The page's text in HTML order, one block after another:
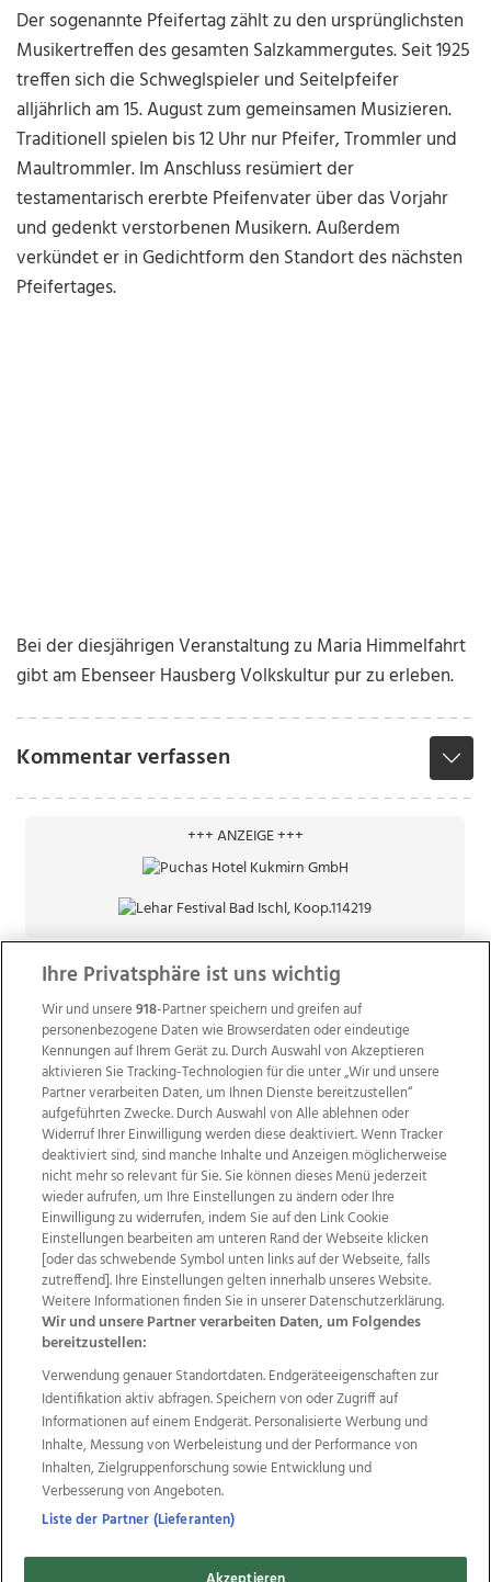
Der sogenannte Pfeifertag zählt zu den ursprünglichsten
Musikertreffen des gesamten Salzkammergutes. Seit 1925
treffen sich die Schweglspieler und Seitelpfeifer
alljährlich am 15. August zum gemeinsamen Musizieren.
Traditionell spielen bis 12 Uhr nur Pfeifer, Trommler und
Maultrommler. Im Anschluss resümiert der
testamentarisch ererbte Pfeifenvater über das Vorjahr
und gedenkt verstorbenen Musikern. Außerdem
verkündet er in Gedichtform den Standort des nächsten
Pfeifertages.
Bei der diesjährigen Veranstaltung zu Maria Himmelfahrt
gibt am Ebenseer Hausberg Volkskultur pur zu erleben.
Kommentar verfassen
+++ ANZEIGE +++
Wir über uns Mediadaten Kontakt
Jobs
Datenschutz
Impressum
AGB Anzeigekunden
AGB Website
Ehrenkodex Politische Werbung
Weitere Angebote des Medienhauses Wimmer
TV1 di-mog-i.at OÖNow
Ischler Woche
Life Radio
OÖNachrichten
OÖN Immobilien
OÖN Karriere
OÖN Reise
Promenaden Galerien
Regionaljobs
wasistlos.at wirtrauern.at
Ihre Privatsphäre ist uns wichtig
Wir und unsere918-Partner speichern und greifen auf
personenbezogene Daten wie Browserdaten oder eindeutige
Kennungen auf Ihrem Gerät zu. Durch Auswahl von Akzeptieren
aktivieren Sie Tracking-Technologien für die unter „Wir und unsere
Partner verarbeiten Daten, um Ihnen Dienste bereitzustellen“
aufgeführten Zwecke. Durch Auswahl von Alle ablehnen oder
Widerruf Ihrer Einwilligung werden diese deaktiviert. Wenn Tracker
deaktiviert sind, sind manche Inhalte und Anzeigen möglicherweise
nicht mehr so relevant für Sie. Sie können dieses Menü jederzeit
wieder aufrufen, um Ihre Einstellungen zu ändern oder Ihre
Einwilligung zu widerrufen, indem Sie auf den Link Cookie
Einstellungen bearbeiten am unteren Rand der Webseite klicken
[oder das schwebende Symbol unten links auf der Webseite, falls
zutreffend]. Ihre Einstellungen gelten innerhalb unseres Website.
Weitere Informationen finden Sie in unserer Datenschutzerklärung.
Wir und unsere Partner verarbeiten Daten, um Folgendes
bereitzustellen:
Verwendung genauer Standortdaten. Endgeräteeigenschaften zur
Identifikation aktiv abfragen. Speichern von oder Zugriff auf
Informationen auf einem Endgerät. Personalisierte Werbung und
Inhalte, Messung von Werbeleistung und der Performance von
Inhalten, Zielgruppenforschung sowie Entwicklung und
Verbesserung von Angeboten.
Liste der Partner (Lieferanten)